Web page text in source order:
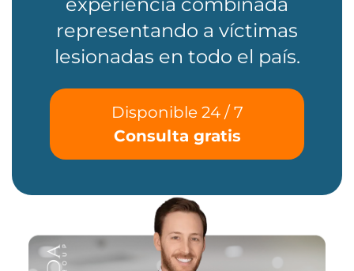
representando a víctimas
lesionadas en todo el país.
Disponible 24 / 7
Consulta gratis